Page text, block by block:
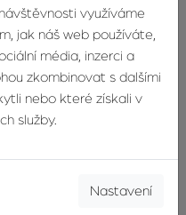
rekonstrukcí
využíváme
jak náš web používáte,
média, inzerci a
zkombinovat s dalšími
nebo které získali v
služby.
Nastavení